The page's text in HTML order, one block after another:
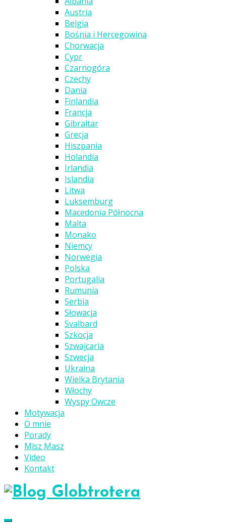
Austria
Belgia
Bośnia i Hercegowina
Chorwacja
Cypr
Czarnogóra
Czechy
Dania
Finlandia
Francja
Gibraltar
Grecja
Hiszpania
Holandia
Irlandia
Islandia
Litwa
Luksemburg
Macedonia Północna
Malta
Monako
Niemcy
Norwegia
Polska
Portugalia
Rumunia
Serbia
Słowacja
Svalbard
Szkocja
Szwajcaria
Szwecja
Ukraina
Wielka Brytania
Włochy
Wyspy Owcze
Motywacja
O mnie
Porady
Misz Masz
Video
Kontakt